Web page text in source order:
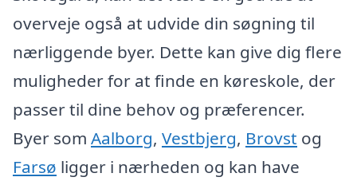
overveje også at udvide din søgning til
nærliggende byer. Dette kan give dig flere
muligheder for at finde en køreskole, der
passer til dine behov og præferencer.
Byer som Aalborg, Vestbjerg, Brovst og
Farsø ligger i nærheden og kan have